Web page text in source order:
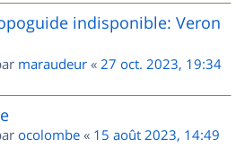
indisponible: Veron
maraudeur « 27 oct. 2023, 19:34
ocolombe « 15 août 2023, 14:49